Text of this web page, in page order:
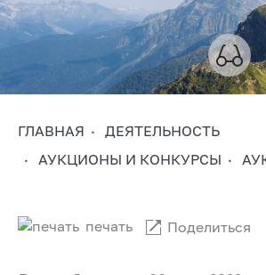
ГЛАВНАЯ
ДЕЯТЕЛЬНОСТЬ
АУКЦИОНЫ И КОНКУРСЫ
печать Поделиться